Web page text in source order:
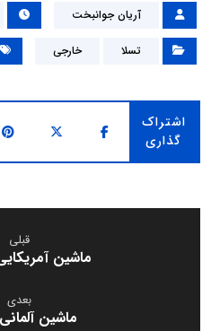
آریان جوانبخت
تسلا خارجی
قبلی
ماشین
بعدی
ماشین